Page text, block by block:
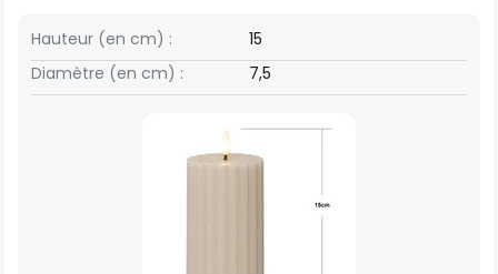
Hauteur (en cm) :
15
Diamètre (en cm) :
7,5